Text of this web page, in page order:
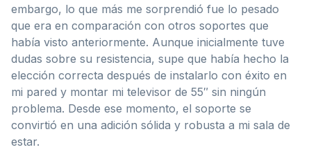
embargo, lo que más me sorprendió fue lo pesado
que era en comparación con otros soportes que
había visto anteriormente. Aunque inicialmente tuve
dudas sobre su resistencia, supe que había hecho la
elección correcta después de instalarlo con éxito en
mi pared y montar mi televisor de 55″ sin ningún
problema. Desde ese momento, el soporte se
convirtió en una adición sólida y robusta a mi sala de
estar.